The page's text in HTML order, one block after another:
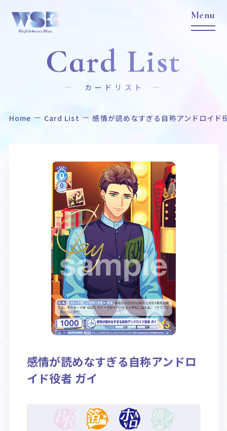
Home News
作品タイトル 商品情報
Event
イベント
Card List
カードリスト
Rule / Q&A
ルール/Q&A
Deck Recipe
デッキレシピ
Card List
カードリスト
Home Card List 感情が読めなすぎる自称アンドロイド
感情が読めなすぎる自称アンドロ
イド役者 ガイ